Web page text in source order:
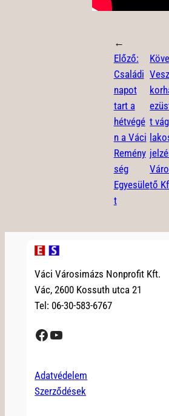
←
Előző:
Családi
napot
tart a
hétvégé
n a Váci
Remény
ség
Egyesüle
t
t
tő
Váci Városimázs Nonprofit Kft.
Vác, 2600 Kossuth utca 21
Tel: 06-30-583-6767
Facebook YouTube
Adatvédelem
Szerződések